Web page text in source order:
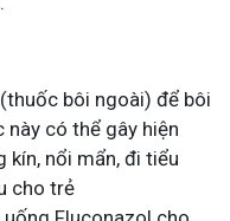
bôi ngoài) để bôi
có thể gây hiện
kín, nổi mẩn, đi tiểu
cho trẻ